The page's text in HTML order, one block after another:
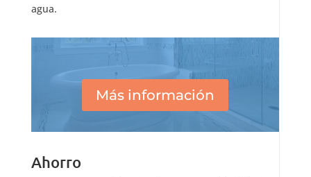
agua.
Más información
Ahorro